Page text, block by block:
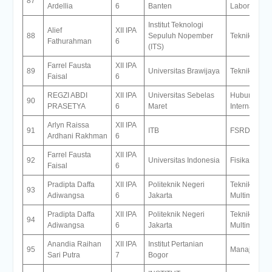
Ardellia
6
Banten
88
Alief
Fathurahman
XII IPA
6
Institut Teknologi
Sepuluh Nopember
(ITS)
Teknik
89
Farrel Fausta
Faisal
XII IPA
6
Universitas Brawijaya Teknik Sipil
90
REGZI ABDI
PRASETYA
XII IPA
6
Universitas Sebelas
Maret
Hubungan
91
Arlyn Raissa
Ardhani Rakhman
XII IPA
6
ITB FSRD
92
Farrel Fausta
Faisal
XII IPA
6
Universitas Indonesia Fisika
93
Pradipta Daffa
Adiwangsa
XII IPA
6
Politeknik Negeri
Jakarta
Teknik
Multimedia
94
Pradipta Daffa
Adiwangsa
XII IPA
6
Politeknik Negeri
Jakarta
Teknik
Multimedia
95
Anandia Raihan
Sari Putra
XII IPA
7
Institut Pertanian
Bogor
Manajemen